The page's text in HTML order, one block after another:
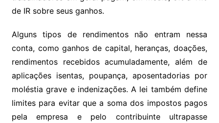
de IR sobre seus ganhos.
Alguns tipos de rendimentos não entram nessa
conta, como ganhos de capital, heranças, doações,
rendimentos recebidos acumuladamente, além de
aplicações isentas, poupança, aposentadorias por
moléstia grave e indenizações. A lei também define
limites para evitar que a soma dos impostos pagos
pela empresa e pelo contribuinte ultrapasse